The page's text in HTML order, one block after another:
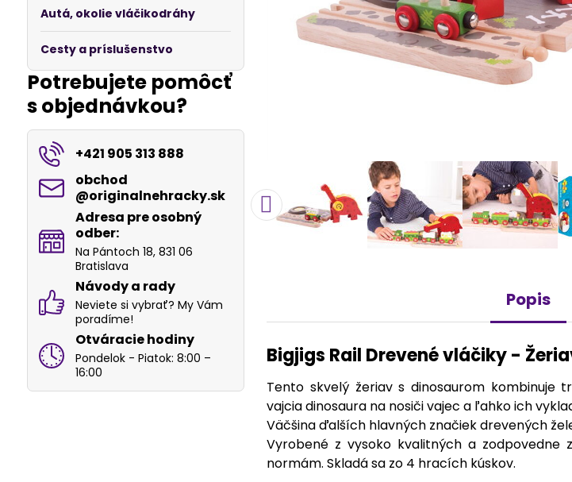
Popis
Bigjigs Rail Drevené vláčiky -
Tento skvelý žeriav s dinosaurom kombinuje
vajcia dinosaura na nosiči vajec a ľahko ich
Väčšina ďalších hlavných značiek drevených
Vyrobené z vysoko kvalitných a zodpovedne
normám. Skladá sa zo 4 hracích kúskov.
Autá, okolie vláčikodráhy
Cesty a príslušenstvo
Potrebujete pomôcť
s objednávkou?
+421 905 313 888
obchod​
@originalnehracky​.sk
Adresa pre osobný
odber:
Na Pántoch 18, 831 06
Bratislava
Návody a rady
Neviete si vybrať? My Vám
poradíme!
Otváracie hodiny
Pondelok - Piatok: 8:00 –
16:00